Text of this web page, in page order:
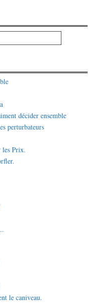
décider ensemble
perturbateurs
les Prix.
le caniveau.